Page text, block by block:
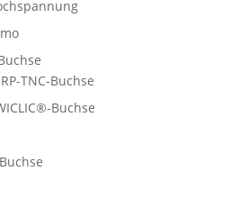
TNC-Buchse
Buchse